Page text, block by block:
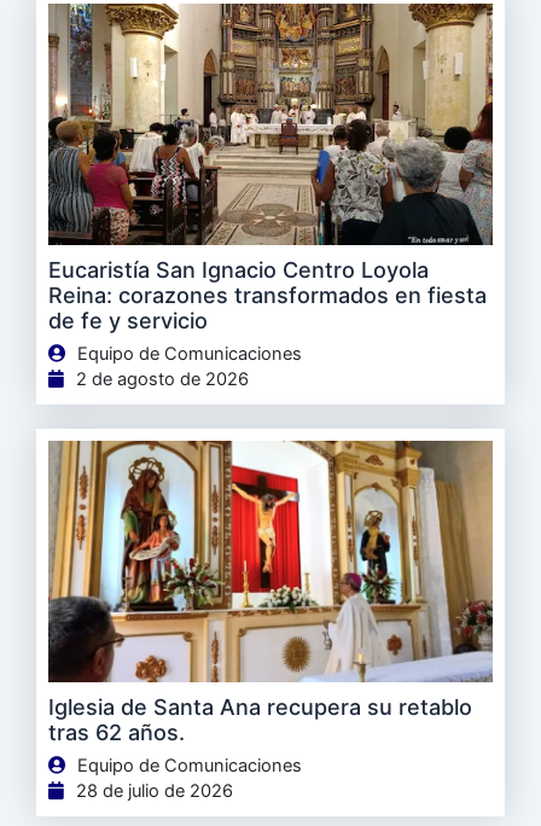
Eucaristía San Ignacio Centro Loyola
Reina: corazones transformados en fiesta
de fe y servicio
Equipo de Comunicaciones
2 de agosto de 2026
Iglesia de Santa Ana recupera su retablo
tras 62 años.
Equipo de Comunicaciones
28 de julio de 2026